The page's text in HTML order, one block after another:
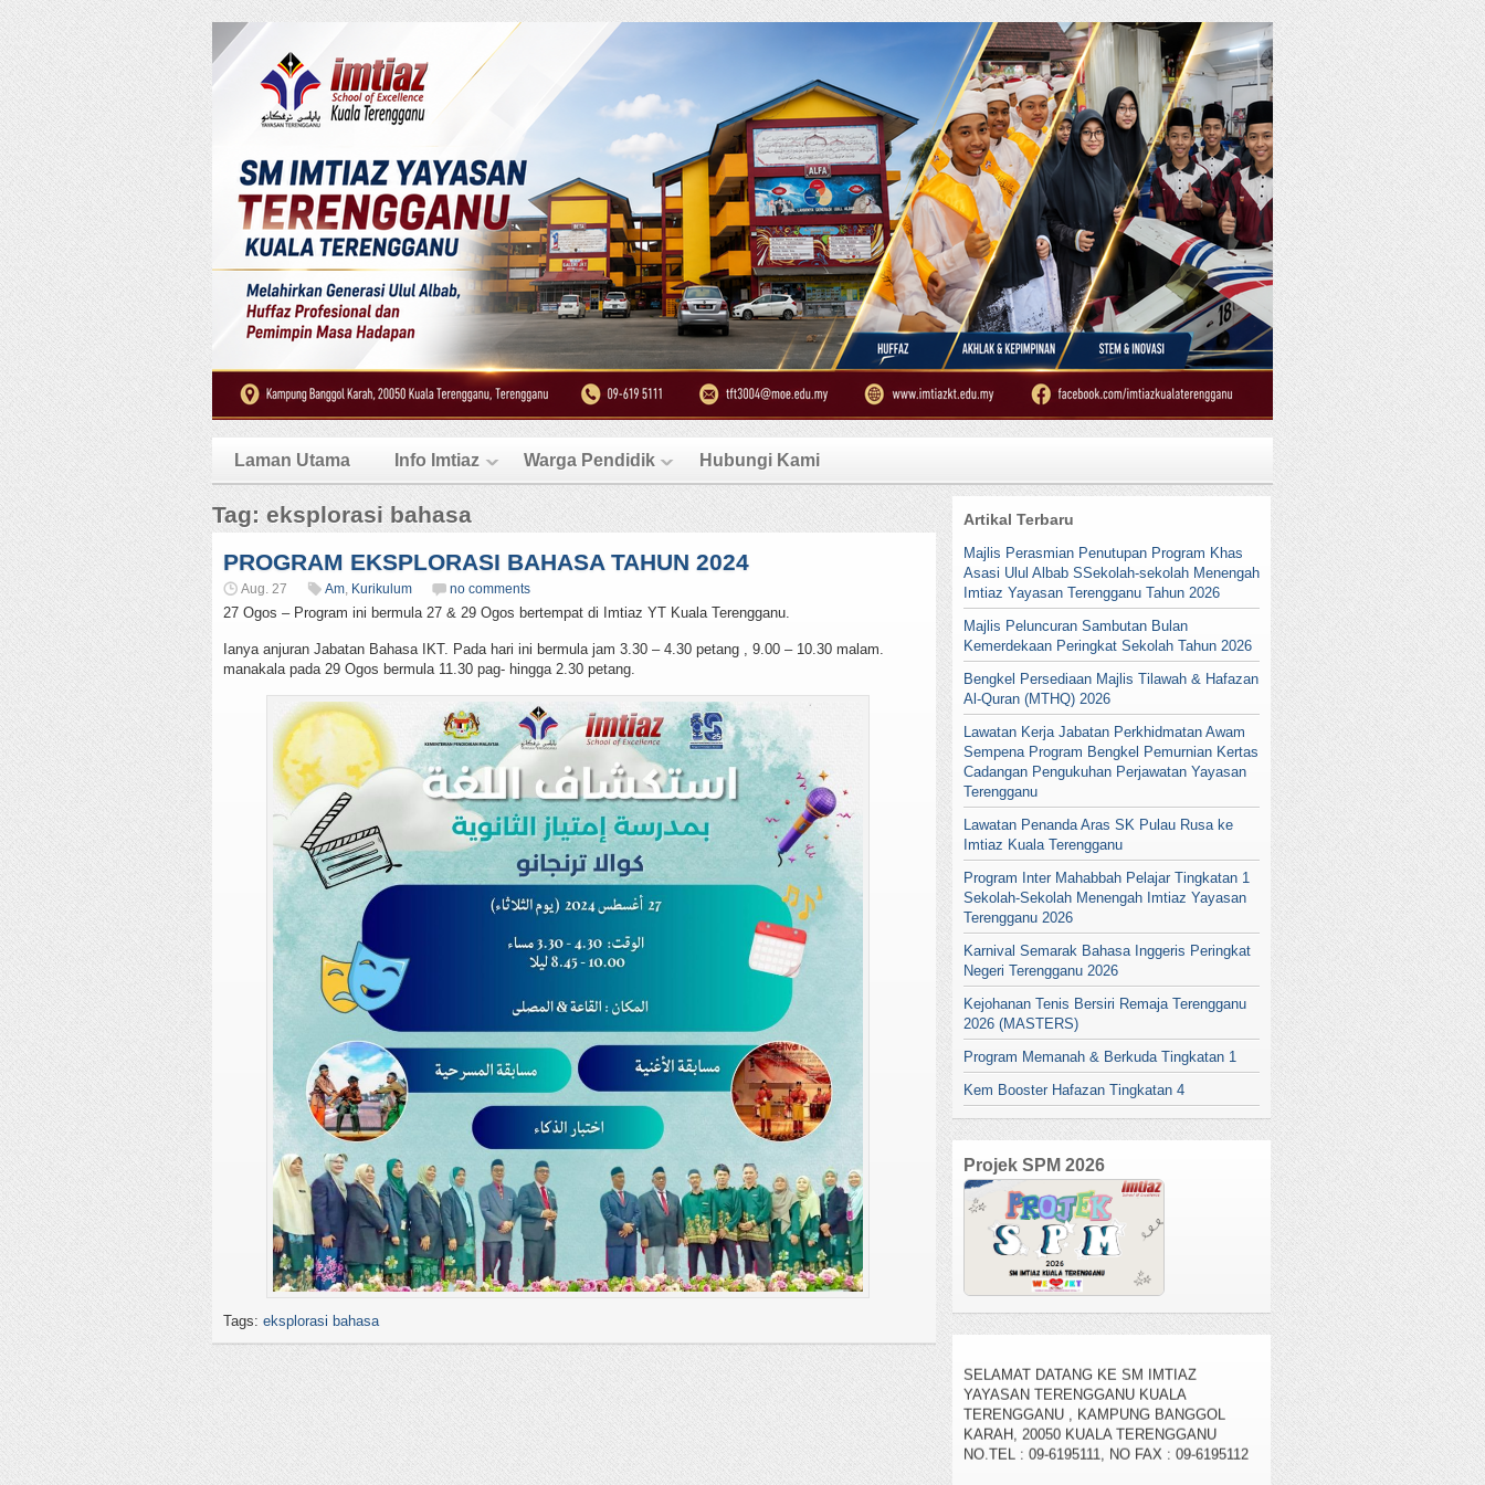
Laman Utama Info Imtiaz Warga Pendidik Hubungi Kami
Tag: eksplorasi bahasa
PROGRAM EKSPLORASI BAHASA TAHUN 2024
Aug. 27 Am, Kurikulum no comments
27 Ogos – Program ini bermula 27 & 29 Ogos bertempat di Imtiaz YT Kuala Terengganu.
Ianya anjuran Jabatan Bahasa IKT. Pada hari ini bermula jam 3.30 – 4.30 petang , 9.00 – 10.30 malam.
manakala pada 29 Ogos bermula 11.30 pag- hingga 2.30 petang.
Tags: eksplorasi bahasa
Artikal Terbaru
Majlis Perasmian Penutupan Program Khas
Asasi Ulul Albab SSekolah-sekolah Menengah
Imtiaz Yayasan Terengganu Tahun 2026
Majlis Peluncuran Sambutan Bulan
Kemerdekaan Peringkat Sekolah Tahun 2026
Bengkel Persediaan Majlis Tilawah & Hafazan
Al-Quran (MTHQ) 2026
Lawatan Kerja Jabatan Perkhidmatan Awam
Sempena Program Bengkel Pemurnian Kertas
Cadangan Pengukuhan Perjawatan Yayasan
Terengganu
Lawatan Penanda Aras SK Pulau Rusa ke
Imtiaz Kuala Terengganu
Program Inter Mahabbah Pelajar Tingkatan 1
Sekolah-Sekolah Menengah Imtiaz Yayasan
Terengganu 2026
Karnival Semarak Bahasa Inggeris Peringkat
Negeri Terengganu 2026
Kejohanan Tenis Bersiri Remaja Terengganu
2026 (MASTERS)
Program Memanah & Berkuda Tingkatan 1
Kem Booster Hafazan Tingkatan 4
Projek SPM 2026
TERENGGANU , KAMPUNG BANGGOL
KARAH, 20050 KUALA TERENGGANU
NO.TEL : 09-6195111, NO FAX : 09-6195112